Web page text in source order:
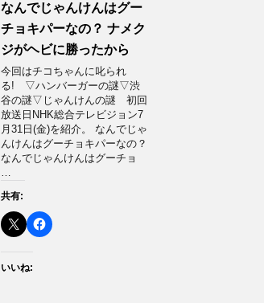
なんでじゃんけんはグー
チョキパーなの？ ナメク
ジがヘビに勝ったから
今回はチコちゃんに叱られ
る! ▽ハンバーガーの謎▽渋
谷の謎▽じゃんけんの謎 初回
放送日NHK総合テレビジョン7
月31日(金)を紹介。 なんでじゃ
んけんはグーチョキパーなの？
なんでじゃんけんはグーチョ
…
共有:
いいね: